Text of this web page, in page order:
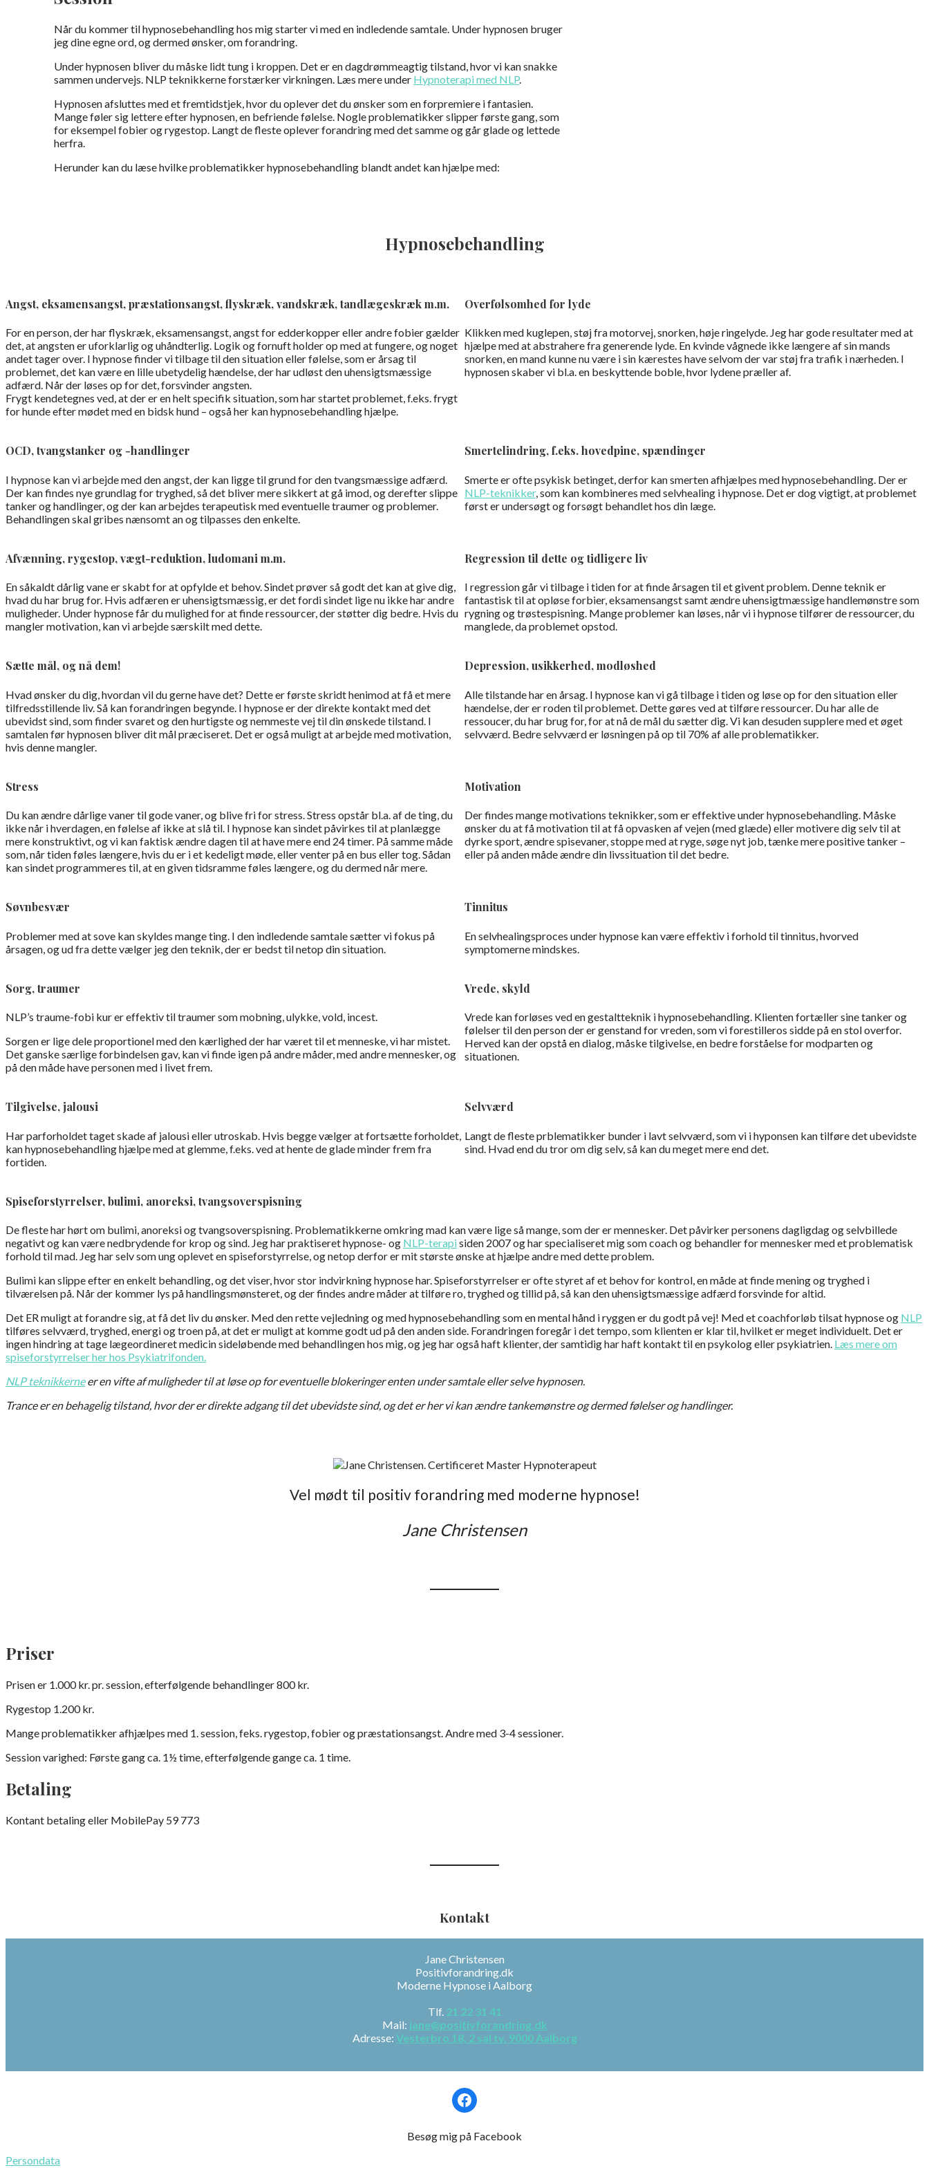
Når du kommer til hypnosebehandling hos mig starter vi med en indledende samtale. Under hypnosen bruger
jeg dine egne ord, og dermed ønsker, om forandring.
Under hypnosen bliver du måske lidt tung i kroppen. Det er en dagdrømmeagtig tilstand, hvor vi kan snakke
sammen undervejs. NLP teknikkerne forstærker virkningen. Læs mere under Hypnoterapi med NLP.
Hypnosen afsluttes med et fremtidstjek, hvor du oplever det du ønsker som en forpremiere i fantasien.
Mange føler sig lettere efter hypnosen, en befriende følelse. Nogle problematikker slipper første gang, som
for eksempel fobier og rygestop. Langt de fleste oplever forandring med det samme og går glade og lettede
herfra.
Herunder kan du læse hvilke problematikker hypnosebehandling blandt andet kan hjælpe med:
Hypnosebehandling
Angst, eksamensangst, præstationsangst, flyskræk, vandskræk, tandlægeskræk m.m.
For en person, der har flyskræk, eksamensangst, angst for edderkopper eller andre fobier gælder
det, at angsten er uforklarlig og uhåndterlig. Logik og fornuft holder op med at fungere, og noget
andet tager over. I hypnose finder vi tilbage til den situation eller følelse, som er årsag til
problemet, det kan være en lille ubetydelig hændelse, der har udløst den uhensigtsmæssige
adfærd. Når der løses op for det, forsvinder angsten.
Frygt kendetegnes ved, at der er en helt specifik situation, som har startet problemet, f.eks. frygt
for hunde efter mødet med en bidsk hund – også her kan hypnosebehandling hjælpe.
Overfølsomhed for lyde
Klikken med kuglepen, støj fra motorvej, snorken, høje ringelyde. Jeg har gode resultater med at
hjælpe med at abstrahere fra generende lyde. En kvinde vågnede ikke længere af sin mands
snorken, en mand kunne nu være i sin kærestes have selvom der var støj fra trafik i nærheden. I
hypnosen skaber vi bl.a. en beskyttende boble, hvor lydene præller af.
OCD, tvangstanker og -handlinger
I hypnose kan vi arbejde med den angst, der kan ligge til grund for den tvangsmæssige adfærd.
Der kan findes nye grundlag for tryghed, så det bliver mere sikkert at gå imod, og derefter slippe
tanker og handlinger, og der kan arbejdes terapeutisk med eventuelle traumer og problemer.
Behandlingen skal gribes nænsomt an og tilpasses den enkelte.
Smertelindring, f.eks. hovedpine, spændinger
Smerte er ofte psykisk betinget, derfor kan smerten afhjælpes med hypnosebehandling. Der er
NLP-teknikker, som kan kombineres med selvhealing i hypnose. Det er dog vigtigt, at problemet
først er undersøgt og forsøgt behandlet hos din læge.
Afvænning, rygestop, vægt-reduktion, ludomani m.m.
En såkaldt dårlig vane er skabt for at opfylde et behov. Sindet prøver så godt det kan at give dig,
hvad du har brug for. Hvis adfæren er uhensigtsmæssig, er det fordi sindet lige nu ikke har andre
muligheder. Under hypnose får du mulighed for at finde ressourcer, der støtter dig bedre. Hvis du
mangler motivation, kan vi arbejde særskilt med dette.
Regression til dette og tidligere liv
I regression går vi tilbage i tiden for at finde årsagen til et givent problem. Denne teknik er
fantastisk til at opløse forbier, eksamensangst samt ændre uhensigtmæssige handlemønstre som
rygning og trøstespisning. Mange problemer kan løses, når vi i hypnose tilfører de ressourcer, du
manglede, da problemet opstod.
Sætte mål, og nå dem!
Hvad ønsker du dig, hvordan vil du gerne have det? Dette er første skridt henimod at få et mere
tilfredsstillende liv. Så kan forandringen begynde. I hypnose er der direkte kontakt med det
ubevidst sind, som finder svaret og den hurtigste og nemmeste vej til din ønskede tilstand. I
samtalen før hypnosen bliver dit mål præciseret. Det er også muligt at arbejde med motivation,
hvis denne mangler.
Depression, usikkerhed, modløshed
Alle tilstande har en årsag. I hypnose kan vi gå tilbage i tiden og løse op for den situation eller
hændelse, der er roden til problemet. Dette gøres ved at tilføre ressourcer. Du har alle de
ressoucer, du har brug for, for at nå de mål du sætter dig. Vi kan desuden supplere med et øget
selvværd. Bedre selvværd er løsningen på op til 70% af alle problematikker.
Stress
Du kan ændre dårlige vaner til gode vaner, og blive fri for stress. Stress opstår bl.a. af de ting, du
ikke når i hverdagen, en følelse af ikke at slå til. I hypnose kan sindet påvirkes til at planlægge
mere konstruktivt, og vi kan faktisk ændre dagen til at have mere end 24 timer. På samme måde
som, når tiden føles længere, hvis du er i et kedeligt møde, eller venter på en bus eller tog. Sådan
kan sindet programmeres til, at en given tidsramme føles længere, og du dermed når mere.
Motivation
Der findes mange motivations teknikker, som er effektive under hypnosebehandling. Måske
ønsker du at få motivation til at få opvasken af vejen (med glæde) eller motivere dig selv til at
dyrke sport, ændre spisevaner, stoppe med at ryge, søge nyt job, tænke mere positive tanker –
eller på anden måde ændre din livssituation til det bedre.
Søvnbesvær
Problemer med at sove kan skyldes mange ting. I den indledende samtale sætter vi fokus på
årsagen, og ud fra dette vælger jeg den teknik, der er bedst til netop din situation.
Tinnitus
En selvhealingsproces under hypnose kan være effektiv i forhold til tinnitus, hvorved
symptomerne mindskes.
Sorg, traumer
NLP’s traume-fobi kur er effektiv til traumer som mobning, ulykke, vold, incest.
Sorgen er lige dele proportionel med den kærlighed der har været til et menneske, vi har mistet.
Det ganske særlige forbindelsen gav, kan vi finde igen på andre måder, med andre mennesker, og
på den måde have personen med i livet frem.
Vrede, skyld
Vrede kan forløses ved en gestaltteknik i hypnosebehandling. Klienten fortæller sine tanker og
følelser til den person der er genstand for vreden, som vi forestilleros sidde på en stol overfor.
Herved kan der opstå en dialog, måske tilgivelse, en bedre forståelse for modparten og
situationen.
Tilgivelse, jalousi
Har parforholdet taget skade af jalousi eller utroskab. Hvis begge vælger at fortsætte forholdet,
kan hypnosebehandling hjælpe med at glemme, f.eks. ved at hente de glade minder frem fra
fortiden.
Selvværd
Langt de fleste prblematikker bunder i lavt selvværd, som vi i hyponsen kan tilføre det ubevidste
sind. Hvad end du tror om dig selv, så kan du meget mere end det.
Spiseforstyrrelser, bulimi, anoreksi, tvangsoverspisning
De fleste har hørt om bulimi, anoreksi og tvangsoverspisning. Problematikkerne omkring mad kan være lige så mange, som der er mennesker. Det påvirker personens dagligdag og selvbillede
negativt og kan være nedbrydende for krop og sind. Jeg har praktiseret hypnose- og NLP-terapisiden 2007 og har specialiseret mig som coach og behandler for mennesker med et problematisk
forhold til mad. Jeg har selv som ung oplevet en spiseforstyrrelse, og netop derfor er mit største ønske at hjælpe andre med dette problem.
Bulimi kan slippe efter en enkelt behandling, og det viser, hvor stor indvirkning hypnose har. Spiseforstyrrelser er ofte styret af et behov for kontrol, en måde at finde mening og tryghed i
tilværelsen på. Når der kommer lys på handlingsmønsteret, og der findes andre måder at tilføre ro, tryghed og tillid på, så kan den uhensigtsmæssige adfærd forsvinde for altid.
Det ER muligt at forandre sig, at få det liv du ønsker. Med den rette vejledning og med hypnosebehandling som en mental hånd i ryggen er du godt på vej! Med et coachforløb tilsat hypnose og NLP
tilføres selvværd, tryghed, energi og troen på, at det er muligt at komme godt ud på den anden side. Forandringen foregår i det tempo, som klienten er klar til, hvilket er meget individuelt. Det er
ingen hindring at tage lægeordineret medicin sideløbende med behandlingen hos mig, og jeg har også haft klienter, der samtidig har haft kontakt til en psykolog eller psykiatrien. Læs mere om
spiseforstyrrelser her hos Psykiatrifonden.
NLP teknikkerneer en vifte af muligheder til at løse op for eventuelle blokeringer enten under samtale eller selve hypnosen.
Trance er en behagelig tilstand, hvor der er direkte adgang til det ubevidste sind, og det er her vi kan ændre tankemønstre og dermed følelser og handlinger.
Vel mødt til positiv forandring med moderne hypnose!
Jane Christensen
Priser
Prisen er 1.000 kr. pr. session, efterfølgende behandlinger 800 kr.
Rygestop 1.200 kr.
Mange problematikker afhjælpes med 1. session, feks. rygestop, fobier og præstationsangst. Andre med 3-4 sessioner.
Session varighed: Første gang ca. 1½ time, efterfølgende gange ca. 1 time.
Betaling
Kontant betaling eller MobilePay 59 773
Kontakt
Jane Christensen
Positivforandring.dk
Moderne Hypnose i Aalborg
Tlf. 21 22 31 41
Mail: jane@positivforandring.dk
Adresse: Vesterbro 18, 2 sal tv. 9000 Aalborg
Facebook
Besøg mig på Facebook
Persondata